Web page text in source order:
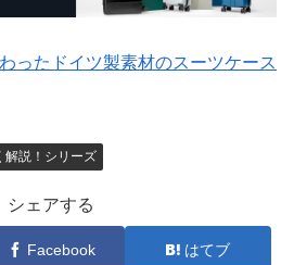
ったドイツ製素材のスーツケース
解説！シリーズ
シェアする
Facebook はてブ